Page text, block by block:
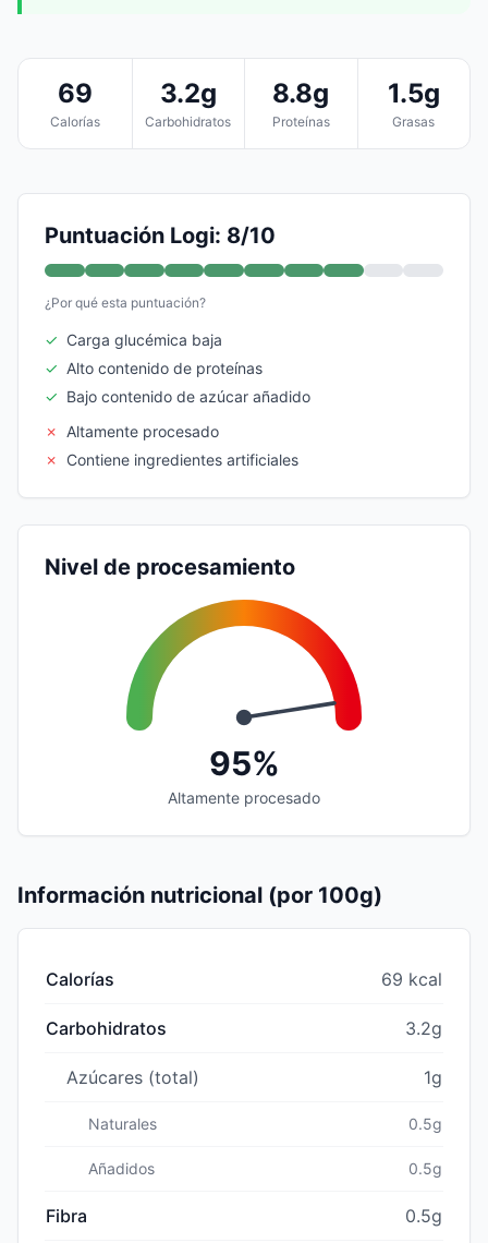
69
Calorías
3.2g
Carbohidratos
8.8g
Proteínas
1.5g
Grasas
Puntuación Logi: 8/10
¿Por qué esta puntuación?
✓ Carga glucémica baja
✓ Alto contenido de proteínas
✓ Bajo contenido de azúcar añadido
✗
Altamente procesado
✗
Contiene ingredientes artificiales
Nivel de procesamiento
95%
Altamente procesado
Información nutricional (por 100g)
Calorías 69 kcal
Carbohidratos 3.2g
Azúcares (total) 1g
Naturales 0.5g
Añadidos 0.5g
Fibra 0.5g